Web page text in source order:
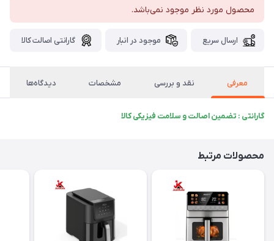
محصول مورد نظر موجود نمی‌باشد.
ارسال سریع موجود در انبار گارانتی اصالت کالا
معرفی نقد و بررسی مشخصات دیدگاه‌ها
گارانتی : تضمین اصالت و سلامت فیزیکی کالا
محصولات مرتبط